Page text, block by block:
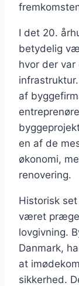
I det 20.
betydelig
hvor der
af
en af de
økonomi,
renovering.
Historisk
været
lovgivning.
Danmark,
at
sikkerhed.